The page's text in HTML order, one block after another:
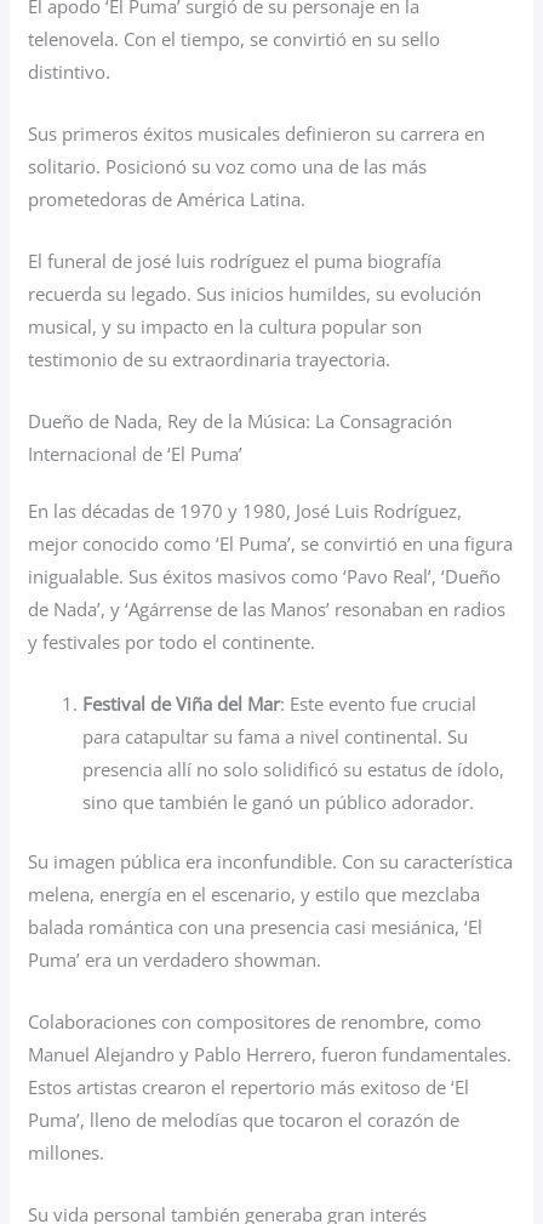
El apodo ‘El Puma’ surgió de su personaje en la
telenovela. Con el tiempo, se convirtió en su sello
distintivo.
Sus primeros éxitos musicales definieron su carrera en
solitario. Posicionó su voz como una de las más
prometedoras de América Latina.
El funeral de josé luis rodríguez el puma biografía
recuerda su legado. Sus inicios humildes, su evolución
musical, y su impacto en la cultura popular son
testimonio de su extraordinaria trayectoria.
Dueño de Nada, Rey de la Música: La Consagración
Internacional de ‘El Puma’
En las décadas de 1970 y 1980, José Luis Rodríguez,
mejor conocido como ‘El Puma’, se convirtió en una figura
inigualable. Sus éxitos masivos como ‘Pavo Real’, ‘Dueño
de Nada’, y ‘Agárrense de las Manos’ resonaban en radios
y festivales por todo el continente.
Festival de Viña del Mar: Este evento fue crucial
para catapultar su fama a nivel continental. Su
presencia allí no solo solidificó su estatus de ídolo,
sino que también le ganó un público adorador.
Su imagen pública era inconfundible. Con su característica
melena, energía en el escenario, y estilo que mezclaba
balada romántica con una presencia casi mesiánica, ‘El
Puma’ era un verdadero showman.
Colaboraciones con compositores de renombre, como
Manuel Alejandro y Pablo Herrero, fueron fundamentales.
Estos artistas crearon el repertorio más exitoso de ‘El
Puma’, lleno de melodías que tocaron el corazón de
millones.
Su vida personal también generaba gran interés